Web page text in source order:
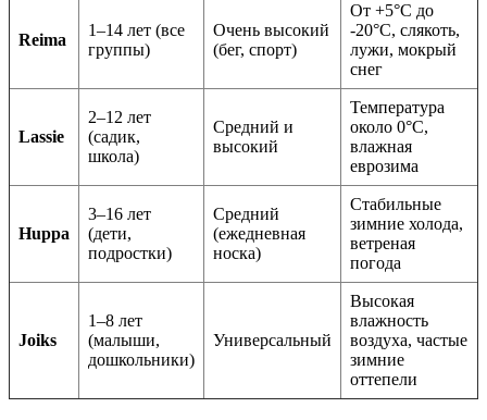
Reima
1–14 лет (все
группы)
Очень высокий
(бег, спорт)
От +5°C до
-20°C, слякоть,
лужи, мокрый
снег
Lassie
2–12 лет
(садик,
школа)
Средний и
высокий
Температура
около 0°C,
влажная
еврозима
Huppa
3–16 лет
(дети,
подростки)
Средний
(ежедневная
носка)
Стабильные
зимние холода,
ветреная
погода
Joiks
1–8 лет
(малыши,
дошкольники)
Универсальный
Высокая
влажность
воздуха, частые
зимние
оттепели